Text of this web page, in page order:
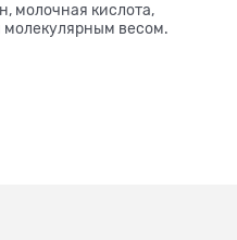
молочная кислота,
молекулярным весом.